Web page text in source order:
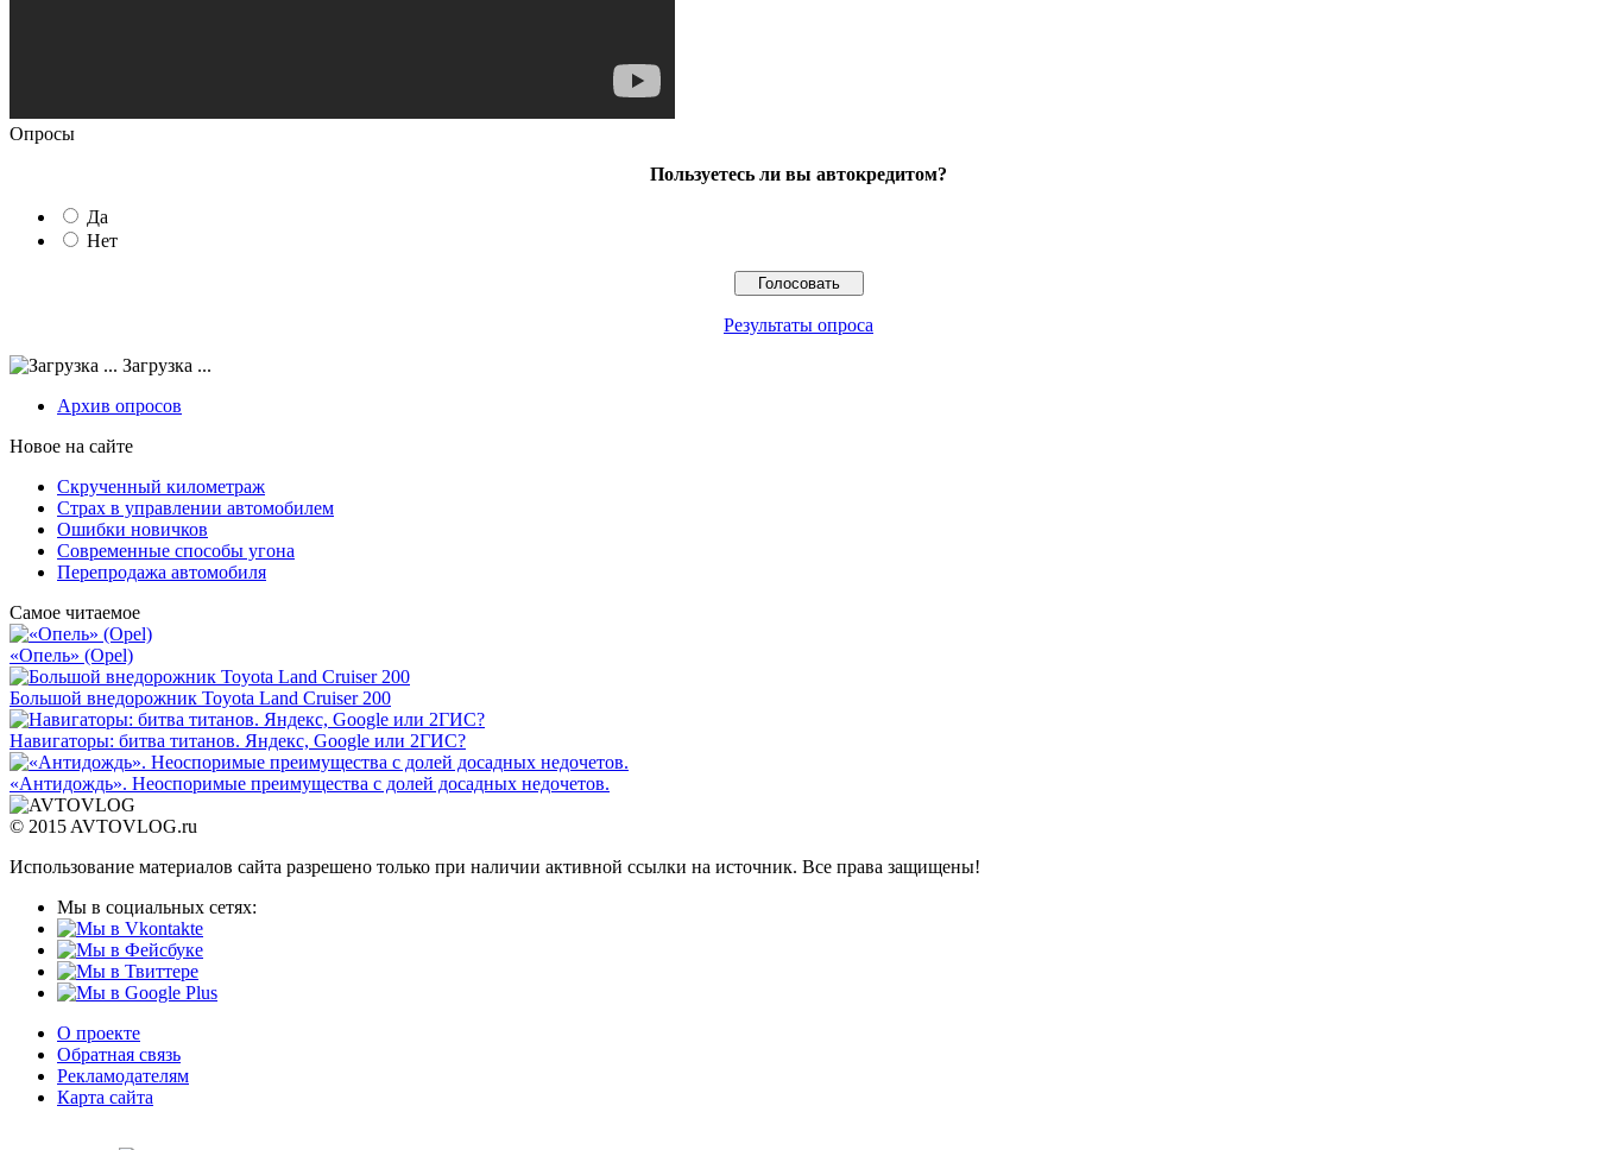
Опросы
Пользуетесь ли вы автокредитом?
Да
Нет
Результаты опроса
Загрузка ...
Архив опросов
Новое на сайте
Скрученный километраж
Страх в управлении автомобилем
Ошибки новичков
Современные способы угона
Перепродажа автомобиля
Самое читаемое
«Опель» (Opel)
Большой внедорожник Toyota Land Cruiser 200
Навигаторы: битва титанов. Яндекс, Google или 2ГИС?
«Антидождь». Неоспоримые преимущества с долей досадных недочетов.
© 2015 AVTOVLOG.ru
Использование материалов сайта разрешено только при наличии активной ссылки на источник. Все права защищены!
Мы в социальных сетях:
О проекте
Обратная связь
Рекламодателям
Карта сайта